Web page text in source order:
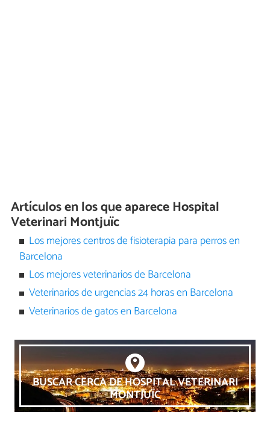
Artículos en los que aparece Hospital
Veterinari Montjuïc
Los mejores centros de fisioterapia para perros en
Barcelona
Los mejores veterinarios de Barcelona
Veterinarios de urgencias 24 horas en Barcelona
Veterinarios de gatos en Barcelona
BUSCAR CERCA DE HOSPITAL VETERINARI
MONTJUÏC